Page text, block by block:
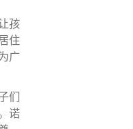
孩
住
广
们
诺